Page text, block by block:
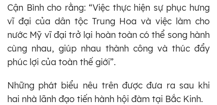
Cận Bình cho rằng: “Việc thực hiện sự phục hưng
vĩ đại của dân tộc Trung Hoa và việc làm cho
nước Mỹ vĩ đại trở lại hoàn toàn có thể song hành
cùng nhau, giúp nhau thành công và thúc đẩy
phúc lợi của toàn thế giới”.
Những phát biểu nêu trên được đưa ra sau khi
hai nhà lãnh đạo tiến hành hội đàm tại Bắc Kinh.